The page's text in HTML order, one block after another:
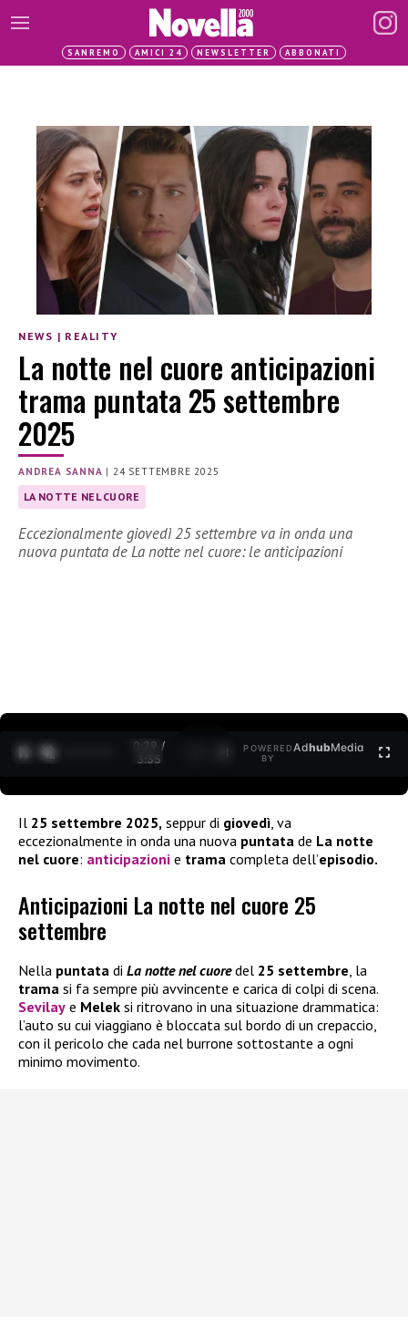
SANREMO AMICI 24 NEWSLETTER ABBONATI
NEWS | REALITY
La notte nel cuore anticipazioni
trama puntata 25 settembre
2025
ANDREA SANNA |24 SETTEMBRE 2025
LA NOTTE NEL CUORE
Eccezionalmente giovedì 25 settembre va in onda una
nuova puntata de La notte nel cuore: le anticipazioni
0:30 /
3:35
POWERED
BY
AdhubMedia
Il 25 settembre 2025, seppur di giovedì , va
eccezionalmente in onda una nuova puntata de La notte
nel cuore: anticipazioni e trama completa dell’episodio.
Anticipazioni La notte nel cuore 25
settembre
Nella puntata di La notte nel cuoredel 25 settembre, la
trama si fa sempre più avvincente e carica di colpi di scena.
Sevilay e Melek si ritrovano in una situazione drammatica:
l’auto su cui viaggiano è bloccata sul bordo di un crepaccio,
con il pericolo che cada nel burrone sottostante a ogni
minimo movimento.